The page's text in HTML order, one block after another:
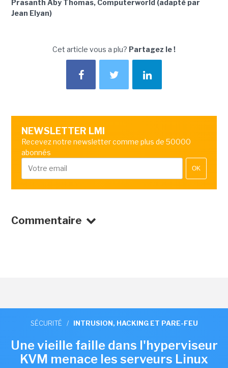
Prasanth Aby Thomas, Computerworld (adapté par
Jean Elyan)
Cet article vous a plu? Partagez le !
NEWSLETTER LMI
Recevez notre newsletter comme plus de 50000
abonnés
OK
Commentaire
SÉCURITÉ / INTRUSION, HACKING ET PARE-FEU
Une vieille faille dans l'hyperviseur
KVM menace les serveurs Linux